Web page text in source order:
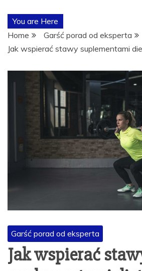
You are Here
Home
Garść porad od eksperta
Jak wspierać stawy suplementami
Garść porad od eksperta
Jak wspierać